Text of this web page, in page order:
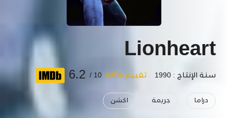
Lionheart
سنة الإنتاج : 1990 تقييم IMDb 10 /
6.2
دراما جريمة اكشن